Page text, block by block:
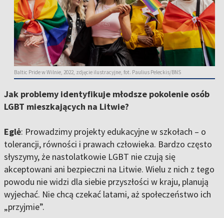
Baltic Pride w Wilnie, 2022, zdjęcie ilustracyjne, fot. Paulius Peleckis/BNS
Jak problemy identyfikuje młodsze pokolenie osób
LGBT mieszkających na Litwie?
Eglė: Prowadzimy projekty edukacyjne w szkołach – o
tolerancji, równości i prawach człowieka. Bardzo często
słyszymy, że nastolatkowie LGBT nie czują się
akceptowani ani bezpieczni na Litwie. Wielu z nich z tego
powodu nie widzi dla siebie przyszłości w kraju, planują
wyjechać. Nie chcą czekać latami, aż społeczeństwo ich
„przyjmie”.